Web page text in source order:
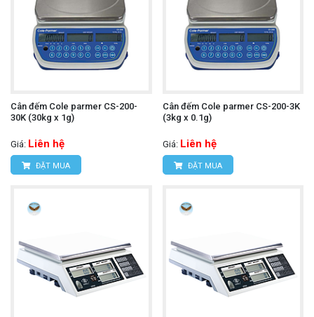
Cân đếm Cole parmer CS-200-
30K (30kg x 1g)
Giá: Liên hệ
ĐẶT MUA
Cân đếm Cole parmer CS-200-3K
(3kg x 0.1g)
Giá: Liên hệ
ĐẶT MUA